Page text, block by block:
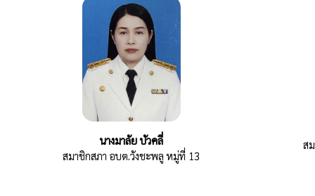
นางมาลัย บัวคลี่
สมาชิกสภา อบต.วังชะพลู หมู่ที่ 13
ส